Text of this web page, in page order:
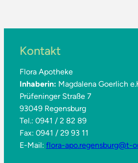
Kontakt
Flora Apotheke
Inhaberin: Magdalena Goerlich
Prüfeninger Straße 7
93049 Regensburg
Tel.: 0941 / 2 82 89
Fax: 0941 / 29 93 11
E-Mail: flora-apo.regensburg@t-